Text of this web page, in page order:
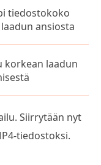
tiedostokoko
ansiosta
korkean laadun
Siirrytään nyt
tiedostoksi.